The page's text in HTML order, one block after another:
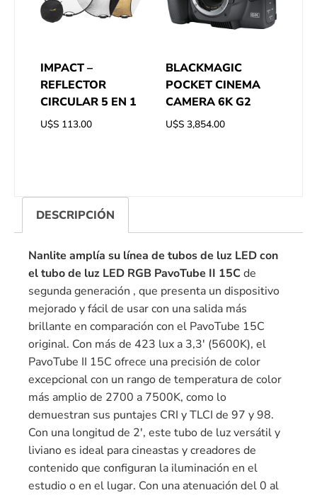
IMPACT –
REFLECTOR
CIRCULAR 5 EN 1
U$S 113.00
BLACKMAGIC
POCKET CINEMA
CAMERA 6K G2
U$S 3,854.00
DESCRIPCIÓN
Nanlite amplía su línea de tubos de luz LED con
eltubo de luz LED RGB PavoTube II 15Cde
segunda generación , que presenta un dispositivo
mejorado y fácil de usar con una salida más
brillante en comparación con el PavoTube 15C
original. Con más de 423 lux a 3,3′ (5600K), el
PavoTube II 15C ofrece una precisión de color
excepcional con un rango de temperatura de color
más amplio de 2700 a 7500K, como lo
demuestran sus puntajes CRI y TLCI de 97 y 98.
Con una longitud de 2′, este tubo de luz versátil y
liviano es ideal para cineastas y creadores de
contenido que configuran la iluminación en el
estudio o en el lugar. Con una atenuación del 0 al